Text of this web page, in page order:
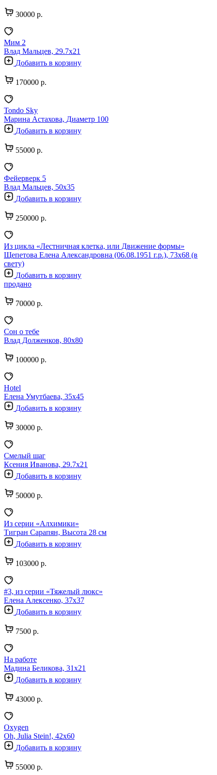
30000 р.
Мим 2
Влад Мальцев, 29.7х21
Добавить в корзину
170000 р.
Tondo Sky
Марина Астахова, Диаметр 100
Добавить в корзину
55000 р.
Фейерверк 5
Влад Мальцев, 50х35
Добавить в корзину
250000 р.
Из цикла «Лестничная клетка, или Движение формы»
Щепетова Елена Александровна (06.08.1951 г.р.), 73х68 (в
свету)
Добавить в корзину
продано
70000 р.
Сон о тебе
Влад Долженков, 80х80
100000 р.
Hotel
Елена Умутбаева, 35х45
Добавить в корзину
30000 р.
Смелый шаг
Ксения Иванова, 29.7х21
Добавить в корзину
50000 р.
Из серии «Алхимики»
Тигран Сарапян, Высота 28 см
Добавить в корзину
103000 р.
#3, из серии «Тяжелый люкс»
Елена Алексенко, 37х37
Добавить в корзину
7500 р.
На работе
Мадина Беликова, 31х21
Добавить в корзину
43000 р.
Oxygen
Oh, Julia Stein!, 42х60
Добавить в корзину
55000 р.